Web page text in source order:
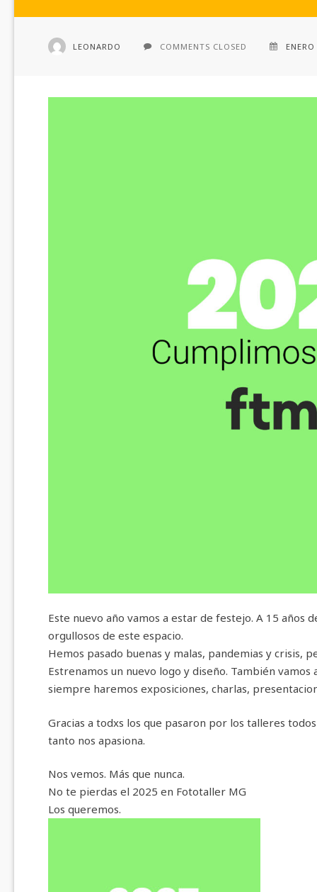
LEONARDO COMMENTS CLOSED
Este nuevo año vamos a estar de festejo. A 15 años
orgullosos de este espacio.
Hemos pasado buenas y malas, pandemias y crisis,
Estrenamos un nuevo logo y diseño. También
siempre haremos exposiciones, charlas,
Gracias a todxs los que pasaron por los talleres
tanto nos apasiona.
Nos vemos. Más que nunca.
No te pierdas el 2025 en Fototaller MG
Los queremos.